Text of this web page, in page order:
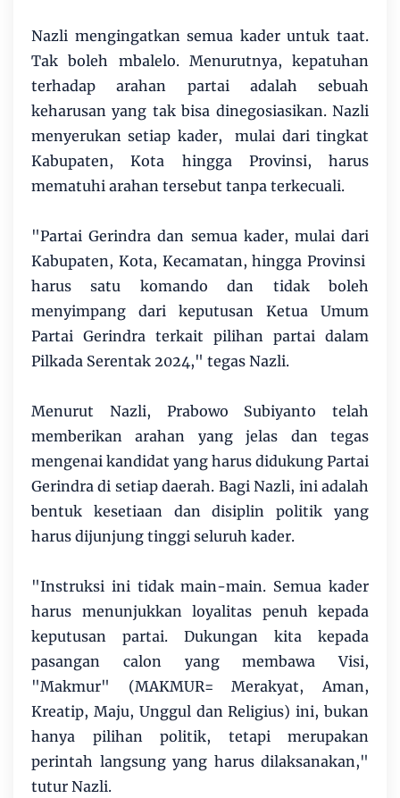
Nazli mengingatkan semua kader untuk taat.
Tak boleh mbalelo. Menurutnya, kepatuhan
terhadap arahan partai adalah sebuah
keharusan yang tak bisa dinegosiasikan. Nazli
menyerukan setiap kader, mulai dari tingkat
Kabupaten, Kota hingga Provinsi, harus
mematuhi arahan tersebut tanpa terkecuali.
"Partai Gerindra dan semua kader, mulai dari
Kabupaten, Kota, Kecamatan, hingga Provinsi
harus satu komando dan tidak boleh
menyimpang dari keputusan Ketua Umum
Partai Gerindra terkait pilihan partai dalam
Pilkada Serentak 2024," tegas Nazli.
Menurut Nazli, Prabowo Subiyanto telah
memberikan arahan yang jelas dan tegas
mengenai kandidat yang harus didukung Partai
Gerindra di setiap daerah. Bagi Nazli, ini adalah
bentuk kesetiaan dan disiplin politik yang
harus dijunjung tinggi seluruh kader.
"Instruksi ini tidak main-main. Semua kader
harus menunjukkan loyalitas penuh kepada
keputusan partai. Dukungan kita kepada
pasangan calon yang membawa Visi,
"Makmur" (MAKMUR= Merakyat, Aman,
Kreatip, Maju, Unggul dan Religius) ini, bukan
hanya pilihan politik, tetapi merupakan
perintah langsung yang harus dilaksanakan,"
tutur Nazli.